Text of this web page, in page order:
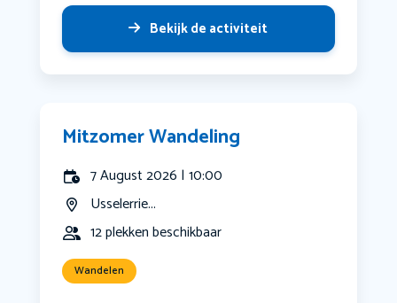
Bekijk de activiteit
Mitzomer Wandeling
7 August 2026 | 10:00
Usselerrie...
12 plekken beschikbaar
Wandelen